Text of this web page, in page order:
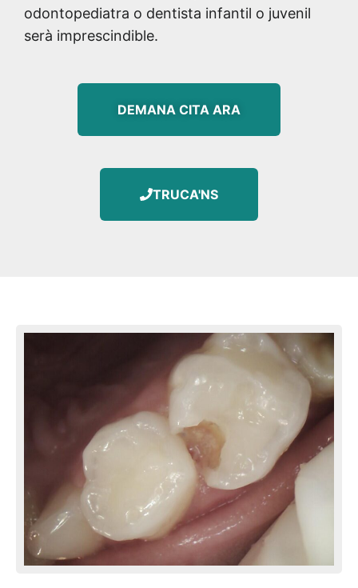
odontopediatra o dentista infantil o juvenil
serà imprescindible.
DEMANA CITA ARA
TRUCA'NS